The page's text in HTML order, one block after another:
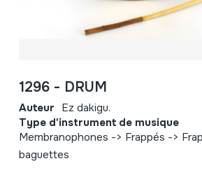
1296 - DRUM
Auteur Ez dakigu.
Type d'instrument de musique
Membranophones -> Frappés ->
baguettes